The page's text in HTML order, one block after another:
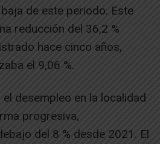
de este periodo. Este
reducción del 36,2 %
hace cinco años,
el 9,06 %.
desempleo en la localidad
progresiva,
del 8 % desde 2021. El